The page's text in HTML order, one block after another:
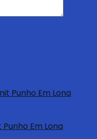
Em Lona